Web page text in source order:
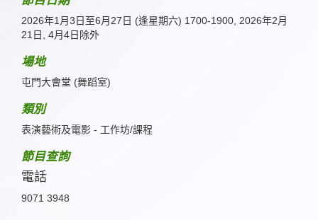
2026年1月3日至6月27日 (逢星期六) 1700-1900, 2026年2月
21日, 4月4日除外
場地
屯門大會堂 (舞蹈室)
類別
表演藝術及電影 - 工作坊/課程
節目查詢
電話
9071 3948